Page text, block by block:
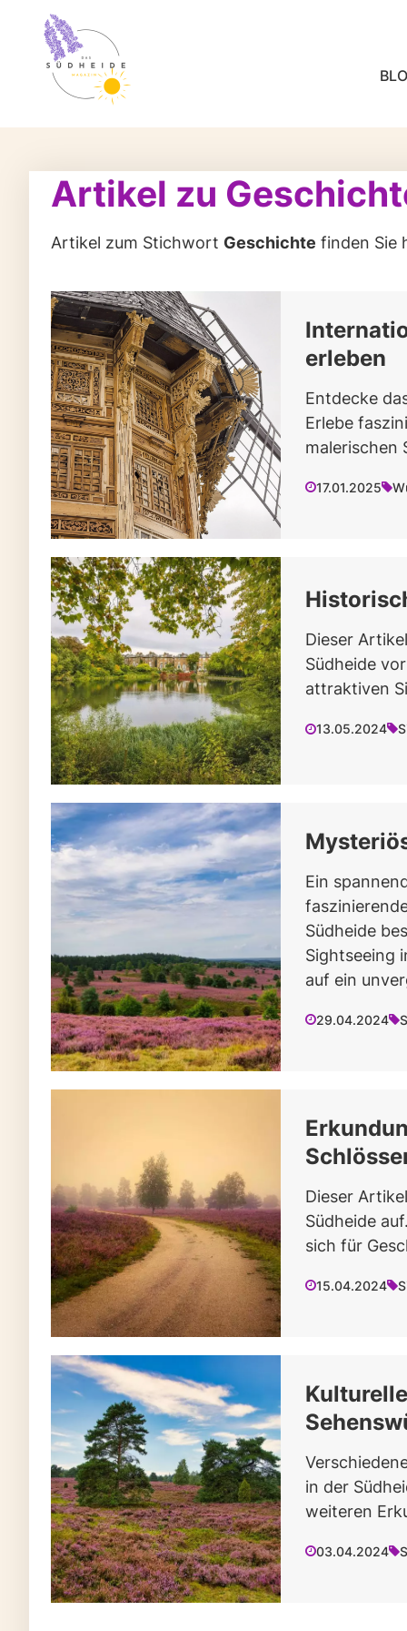
Artikel zu
Artikel zum Stichwort Geschichte finden Sie
erleben
Entdecke
Erlebe
malerischen
17.01.2025
Dieser
Südheide
attraktiven
13.05.2024
Ein
Südheide
Sightseeing
auf ein
29.04.2024
Dieser
Südheide
sich für
15.04.2024
in der
weiteren
03.04.2024